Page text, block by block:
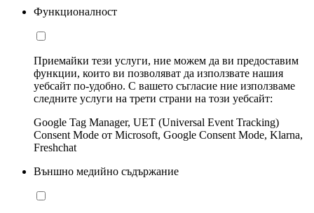
Функционалност
Приемайки тези услуги, ние можем да ви предоставим
функции, които ви позволяват да използвате нашия
уебсайт по-удобно. С вашето съгласие ние използваме
следните услуги на трети страни на този уебсайт:
Google Tag Manager, UET (Universal Event Tracking)
Consent Mode от Microsoft, Google Consent Mode, Klarna,
Freshchat
Външно медийно съдържание